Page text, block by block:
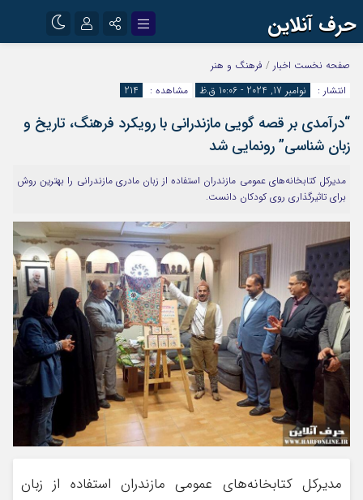
حرف آنلاین
اینستاگرام
آپارات
رمز عبور
مرا به خاطر بسپار
صفحه نخست اخبار / فرهنگ و هنر
انتشار :
نوامبر 17, 2024 - 10:06 ق.ظ مشاهده : 214
“درآمدی بر قصه گویی مازندرانی با رویکرد فرهنگ، تاریخ و
زبان شناسی” رونمایی شد
مدیرکل کتابخانه‌های عمومی مازندران استفاده از زبان مادری مازندرانی را بهترین روش
برای تاثیرگذاری روی کودکان دانست.
مدیرکل کتابخانه‌های عمومی مازندران استفاده از زبان